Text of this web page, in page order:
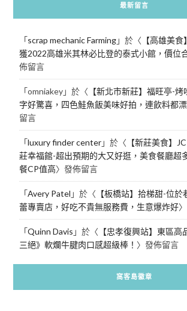
最新留言
「scrap mechanic Farming」於〈 【高雄美
獲2022高雄米其林必比登的泰式小館，價位
佈留言
「omniakey」於〈 【新北市新莊】福旺亭-
字好驚喜，四色鮭魚飯美味好拍，連飲料都漂
留言
「luxury finder center」於〈 【新莊美食】
莊幸福館-超出預期的大又好逛，美食餐廳超
餐CP值高〉發佈留言
「Avery Patel 」於〈 【板橋站】拾梯甜-位
蕾專賣店，好吃不貴無服務費，生意爆炸好
「Quinn Davis 」於〈 【忠孝復興站】東區
三絕》軟爛牛腱肉口感超級棒！ 〉發佈留言
窩客島徽章